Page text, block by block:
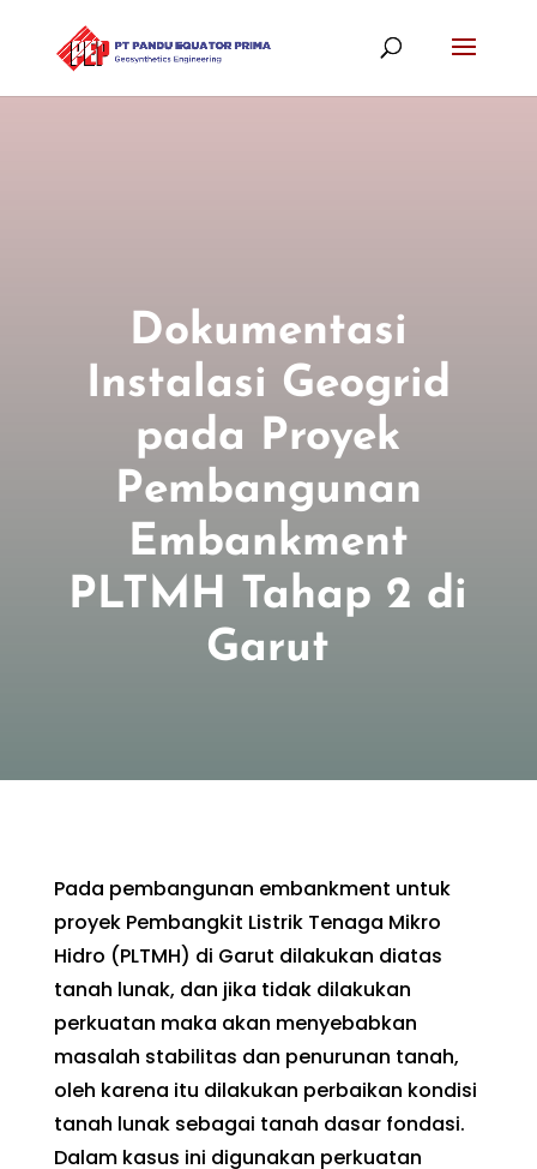
Dokumentasi
Instalasi Geogrid
pada Proyek
Pembangunan
Embankment
PLTMH Tahap 2 di
Garut
Pada pembangunan embankment untuk
proyek Pembangkit Listrik Tenaga Mikro
Hidro (PLTMH) di Garut dilakukan diatas
tanah lunak, dan jika tidak dilakukan
perkuatan maka akan menyebabkan
masalah stabilitas dan penurunan tanah,
oleh karena itu dilakukan perbaikan kondisi
tanah lunak sebagai tanah dasar fondasi.
Dalam kasus ini digunakan perkuatan